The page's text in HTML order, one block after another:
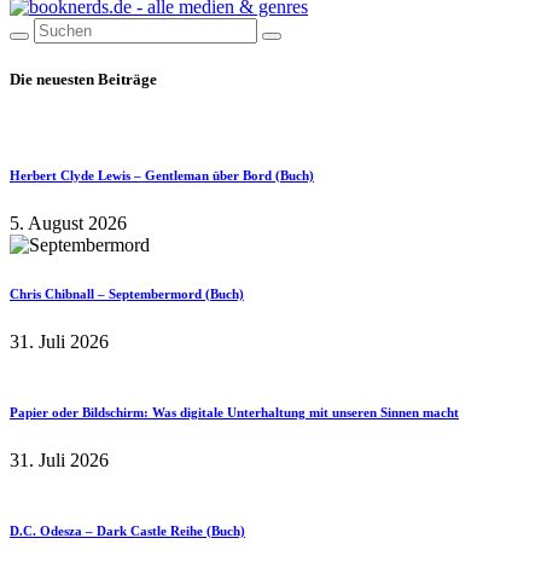
Die neuesten Beiträge
Herbert Clyde Lewis – Gentleman über Bord (Buch)
5. August 2026
Chris Chibnall – Septembermord (Buch)
31. Juli 2026
Papier oder Bildschirm: Was digitale Unterhaltung mit unseren Sinnen macht
31. Juli 2026
D.C. Odesza – Dark Castle Reihe (Buch)